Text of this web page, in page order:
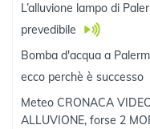
L’alluvione lampo di
prevedibile
Bomba d'acqua a
ecco perchè è successo
Meteo CRONACA
ALLUVIONE, forse 2